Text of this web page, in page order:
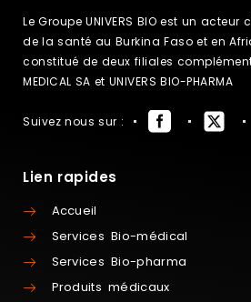
Le Groupe UNIVERS BIO est un
de la santé au Burkina Faso et en
constitué de deux filiales
MEDICAL SA et UNIVERS BIO-PHARMA
Suivez nous sur :
Lien rapides
Accueil
Services Bio-médical
Services Bio-pharma
Produits médicaux